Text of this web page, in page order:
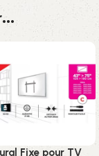
Fixe pour TV